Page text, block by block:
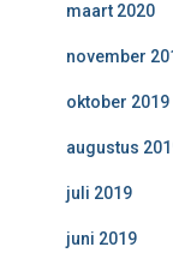
maart 2020
november
oktober 2019
augustus
juli 2019
juni 2019